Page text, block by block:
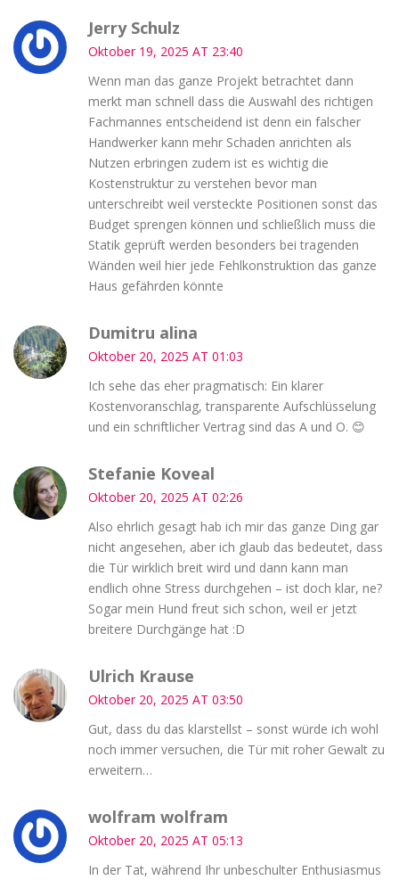
Jerry Schulz
Oktober 19, 2025 AT 23:40
Wenn man das ganze Projekt betrachtet dann
merkt man schnell dass die Auswahl des richtigen
Fachmannes entscheidend ist denn ein falscher
Handwerker kann mehr Schaden anrichten als
Nutzen erbringen zudem ist es wichtig die
Kostenstruktur zu verstehen bevor man
unterschreibt weil versteckte Positionen sonst das
Budget sprengen können und schließlich muss die
Statik geprüft werden besonders bei tragenden
Wänden weil hier jede Fehlkonstruktion das ganze
Haus gefährden könnte
Dumitru alina
Oktober 20, 2025 AT 01:03
Ich sehe das eher pragmatisch: Ein klarer
Kostenvoranschlag, transparente Aufschlüsselung
und ein schriftlicher Vertrag sind das A und O. 😊
Stefanie Koveal
Oktober 20, 2025 AT 02:26
Also ehrlich gesagt hab ich mir das ganze Ding gar
nicht angesehen, aber ich glaub das bedeutet, dass
die Tür wirklich breit wird und dann kann man
endlich ohne Stress durchgehen – ist doch klar, ne?
Sogar mein Hund freut sich schon, weil er jetzt
breitere Durchgänge hat :D
Ulrich Krause
Oktober 20, 2025 AT 03:50
Gut, dass du das klarstellst – sonst würde ich wohl
noch immer versuchen, die Tür mit roher Gewalt zu
erweitern…
wolfram wolfram
Oktober 20, 2025 AT 05:13
In der Tat, während Ihr unbeschulter Enthusiasmus